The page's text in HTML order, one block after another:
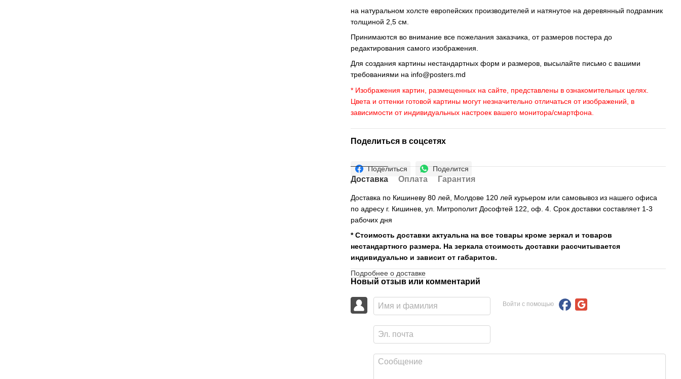
на натуральном холсте европейских производителей и натянутое на деревянный подрамник
толщиной 2,5 см.
Принимаются во внимание все пожелания заказчика, от размеров постера до
редактирования самого изображения.
Для создания картины нестандартных форм и размеров, высылайте письмо c вашими
требованиями на info@posters.md
* Изображения картин, размещенных на сайте, представлены в ознакомительных целях.
Цвета и оттенки готовой картины могут незначительно отличаться от изображений, в
зависимости от индивидуальных настроек вашего монитора/смартфона.
Поделиться в соцсетях
Поделиться Поделится
Доставка Оплата Гарантия
Доставка по Кишиневу 80 лей, Молдове 120 лей курьером или самовывоз из нашего офиса
по адресу г. Кишинев, ул. Митрополит Дософтей 122, оф. 4. Срок доставки составляет 1-3
рабочих дня
* Стоимость доставки актуальна на все товары кроме зеркал и товаров
нестандартного размера. На зеркала стоимость доставки рассчитывается
индивидуально и зависит от габаритов.
Подробнее о доставке
Новый отзыв или комментарий
Войти с помощью